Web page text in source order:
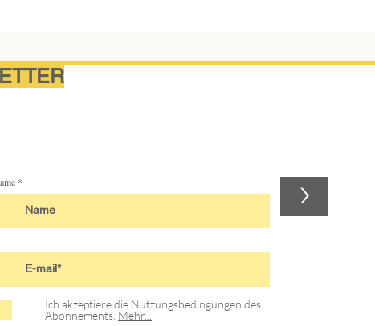
>
Ich akzeptiere die Nutzungsbedingungen des
Abonnements. Mehr...